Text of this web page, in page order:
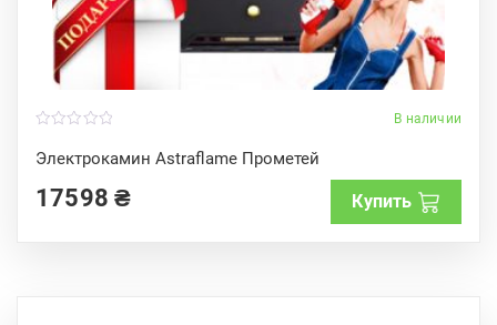
В наличии
Электрокамин Astraflame Прометей
o
u
o
17598₴ Купить